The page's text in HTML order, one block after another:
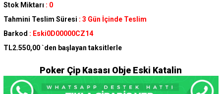
Stok Miktarı : 0
Tahmini Teslim Süresi : 3 Gün İçinde Teslim
Barkod : Eski0D00000CZ14
TL2.550,00 `den başlayan taksitlerle
Poker Çip Kasası Obje Eski Katalin